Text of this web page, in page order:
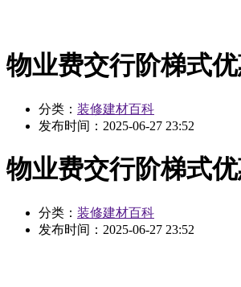
物业费交行阶梯式
分类： 装修建材百科
发布时间： 2025-06-27 23:52
物业费交行阶梯式
分类： 装修建材百科
发布时间： 2025-06-27 23:52